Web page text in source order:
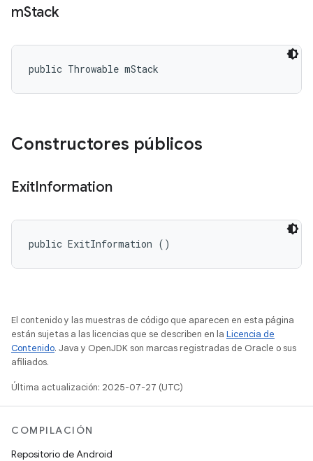
mStack
public Throwable mStack
Constructores públicos
ExitInformation
public ExitInformation ()
El contenido y las muestras de código que aparecen en esta página
están sujetas a las licencias que se describen en la Licencia de
Contenido. Java y OpenJDK son marcas registradas de Oracle o sus
afiliados.
Última actualización: 2025-07-27 (UTC)
COMPILACIÓN
Repositorio de Android